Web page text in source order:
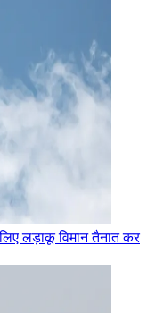
लड़ाकू विमान तैनात कर